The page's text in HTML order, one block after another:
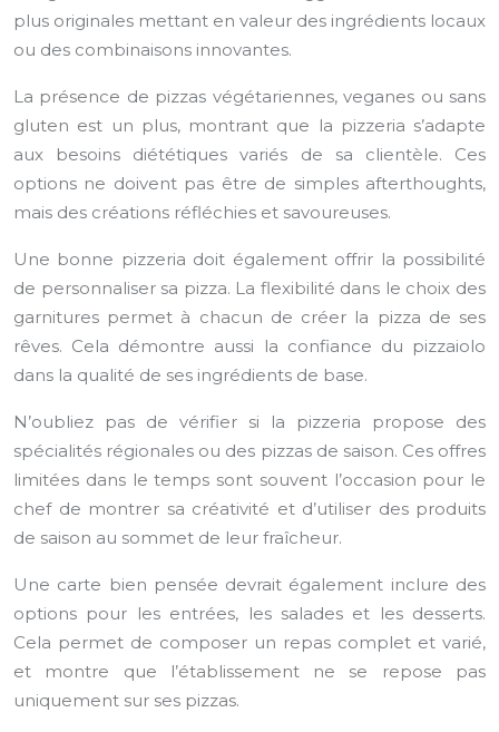
plus originales mettant en valeur des ingrédients locaux
ou des combinaisons innovantes.
La présence de pizzas végétariennes, veganes ou sans
gluten est un plus, montrant que la pizzeria s’adapte
aux besoins diététiques variés de sa clientèle. Ces
options ne doivent pas être de simples afterthoughts,
mais des créations réfléchies et savoureuses.
Une bonne pizzeria doit également offrir la possibilité
de personnaliser sa pizza. La flexibilité dans le choix des
garnitures permet à chacun de créer la pizza de ses
rêves. Cela démontre aussi la confiance du pizzaiolo
dans la qualité de ses ingrédients de base.
N’oubliez pas de vérifier si la pizzeria propose des
spécialités régionales ou des pizzas de saison. Ces offres
limitées dans le temps sont souvent l’occasion pour le
chef de montrer sa créativité et d’utiliser des produits
de saison au sommet de leur fraîcheur.
Une carte bien pensée devrait également inclure des
options pour les entrées, les salades et les desserts.
Cela permet de composer un repas complet et varié,
et montre que l’établissement ne se repose pas
uniquement sur ses pizzas.